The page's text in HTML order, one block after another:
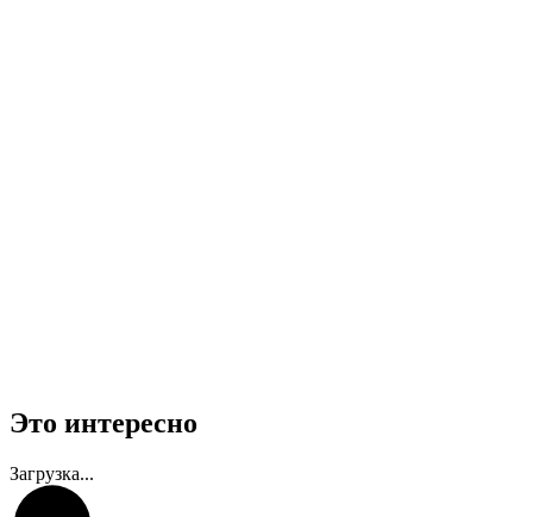
Это интересно
Загрузка...